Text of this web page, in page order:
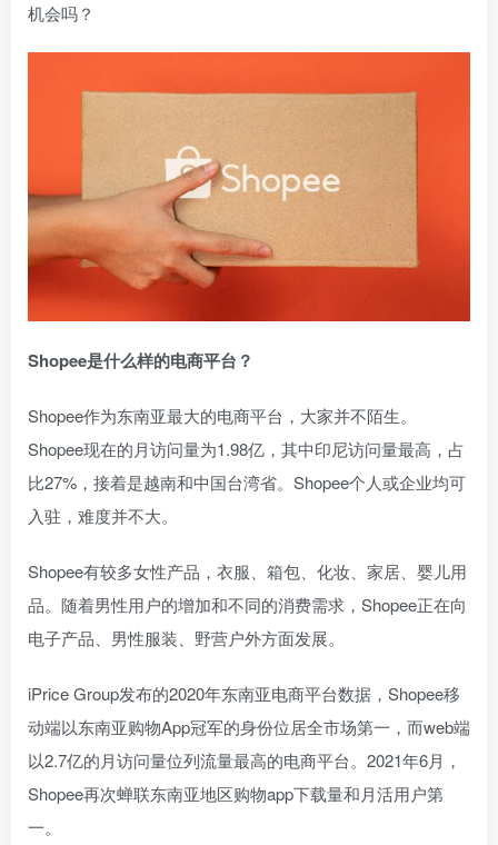
机会吗？
Shopee是什么样的电商平台？
Shopee作为东南亚最大的电商平台，大家并不陌生。
Shopee现在的月访问量为1.98亿，其中印尼访问量最高，占
比27%，接着是越南和中国台湾省。Shopee个人或企业均可
入驻，难度并不大。
Shopee有较多女性产品，衣服、箱包、化妆、家居、婴儿用
品。随着男性用户的增加和不同的消费需求，Shopee正在向
电子产品、男性服装、野营户外方面发展。
iPrice Group发布的2020年东南亚电商平台数据，Shopee移
动端以东南亚购物App冠军的身份位居全市场第一，而web端
以2.7亿的月访问量位列流量最高的电商平台。2021年6月，
Shopee再次蝉联东南亚地区购物app下载量和月活用户第
一。